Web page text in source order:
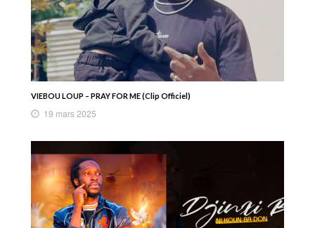
VIEBOU LOUP – PRAY FOR ME (Clip Officiel)
19 mars 2025